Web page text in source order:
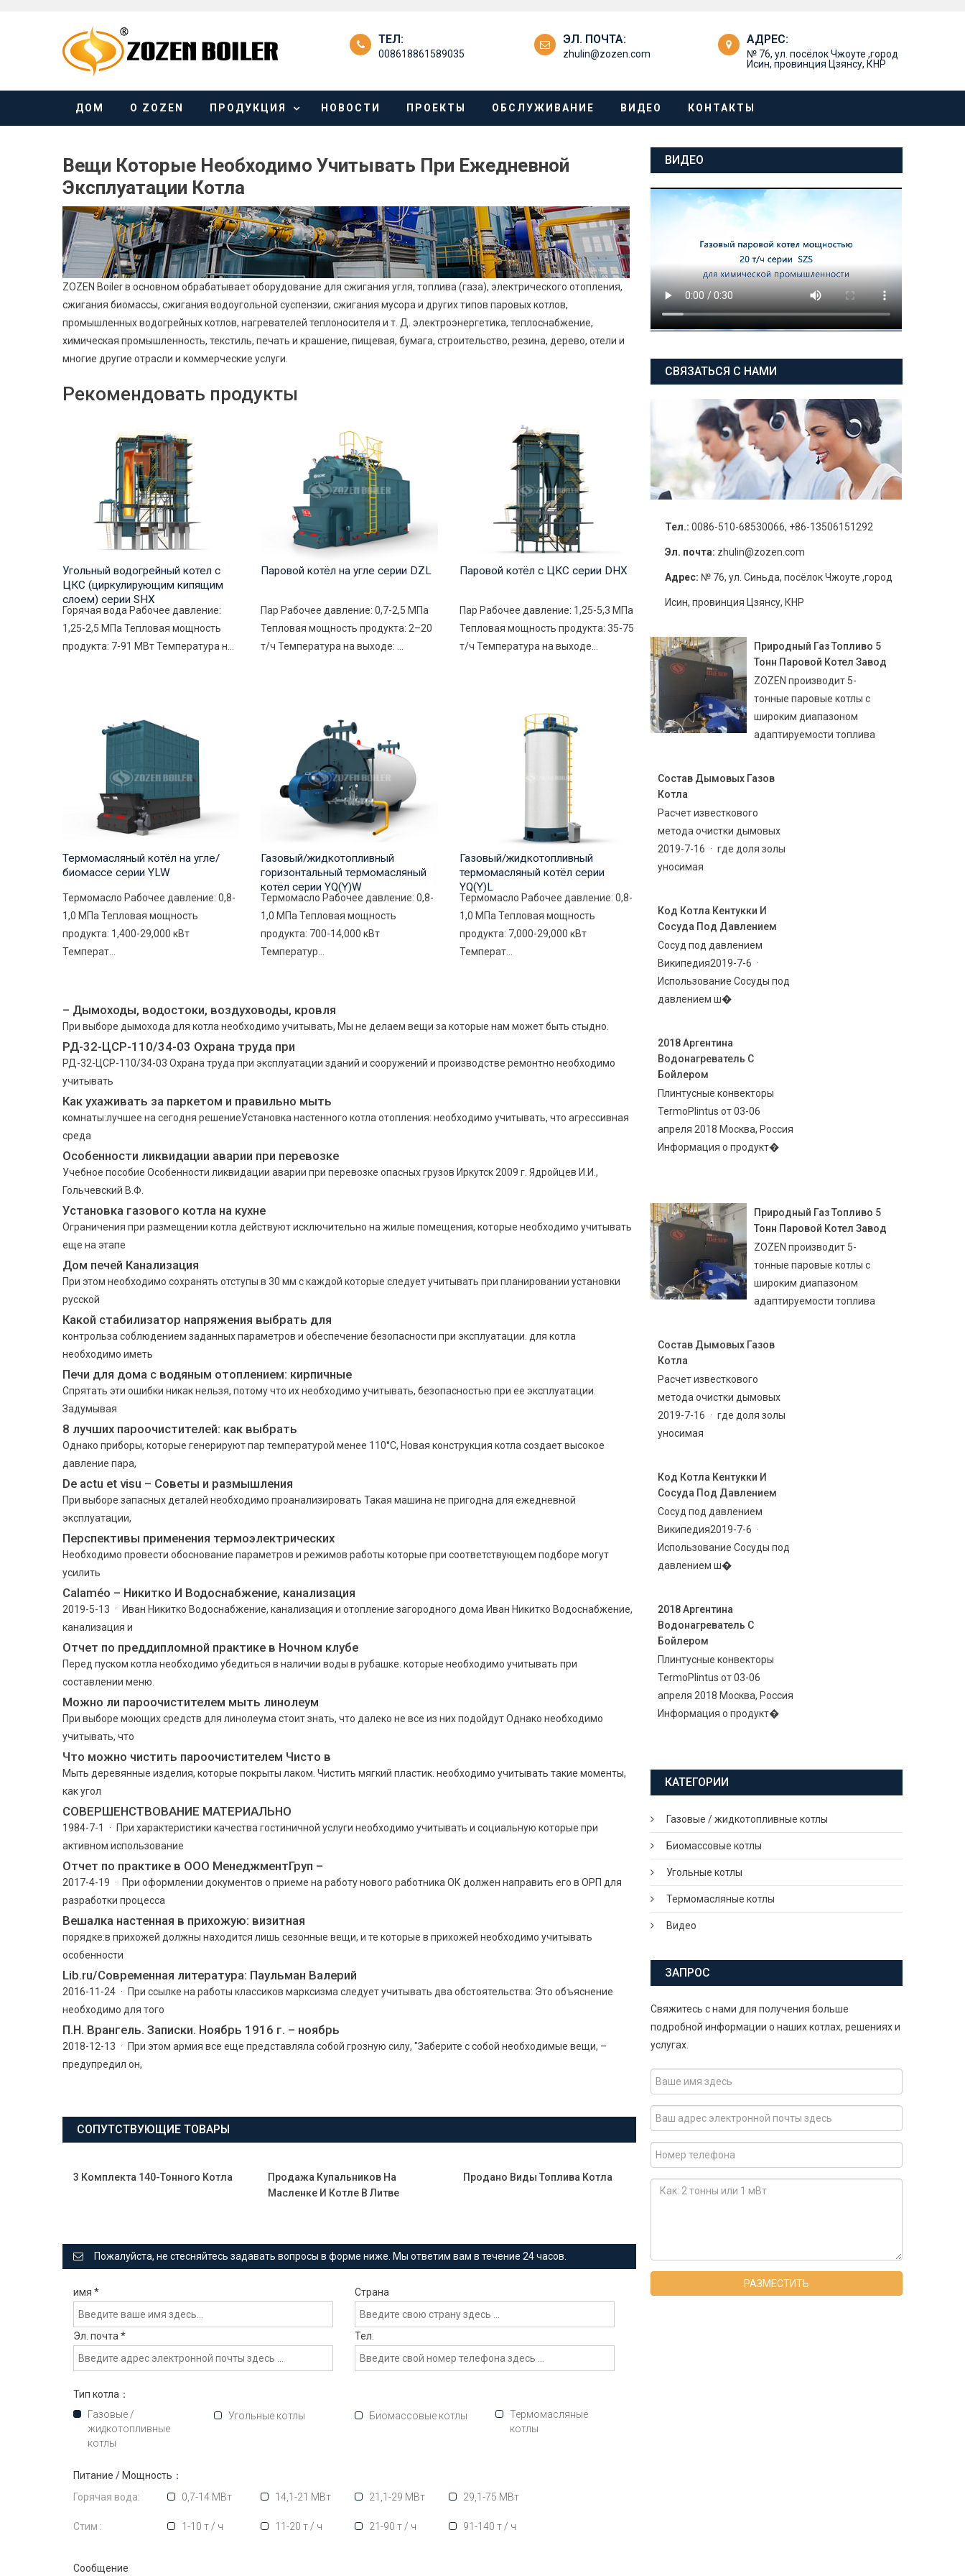
ТЕЛ:
008618861589035
ЭЛ. ПОЧТА:
zhulin@zozen.com
АДРЕС:
№ 76, ул. посёлок Чжоуте ,город
Исин, провинция Цзянсу, КНР
ДОМ О ZOZEN ПРОДУКЦИЯ НОВОСТИ ПРОЕКТЫ ОБСЛУЖИВАНИЕ ВИДЕО КОНТАКТЫ
Вещи Которые Необходимо Учитывать При Ежедневной
Эксплуатации Котла
ZOZEN Boiler в основном обрабатывает оборудование для сжигания угля, топлива (газа), электрического отопления,
сжигания биомассы, сжигания водоугольной суспензии, сжигания мусора и других типов паровых котлов,
промышленных водогрейных котлов, нагревателей теплоносителя и т. Д. электроэнергетика, теплоснабжение,
химическая промышленность, текстиль, печать и крашение, пищевая, бумага, строительство, резина, дерево, отели и
многие другие отрасли и коммерческие услуги.
Рекомендовать продукты
Угольный водогрейный котел с
ЦКС (циркулирующим кипящим
слоем) серии SHX
Горячая вода Рабочее давление:
1,25-2,5 МПа Тепловая мощность
продукта: 7-91 МВт Температура н...
Паровой котёл на угле серии DZL
Пар Рабочее давление: 0,7-2,5 МПа
Тепловая мощность продукта: 2–20
т/ч Температура на выходе: ...
Паровой котёл с ЦКС серии DHX
Пар Рабочее давление: 1,25-5,3 МПа
Тепловая мощность продукта: 35-75
т/ч Температура на выходе...
Термомасляный котёл на угле/
биомассе серии YLW
Термомасло Рабочее давление: 0,8-
1,0 МПа Тепловая мощность
продукта: 1,400-29,000 кВт
Температ...
Газовый/жидкотопливный
горизонтальный термомасляный
котёл серии YQ(Y)W
Термомасло Рабочее давление: 0,8-
1,0 МПа Тепловая мощность
продукта: 700-14,000 кВт
Температур...
Газовый/жидкотопливный
термомасляный котёл серии
YQ(Y)L
Термомасло Рабочее давление: 0,8-
1,0 МПа Тепловая мощность
продукта: 7,000-29,000 кВт
Температ...
– Дымоходы, водостоки, воздуховоды, кровля
При выборе дымохода для котла необходимо учитывать, Мы не делаем вещи за которые нам может быть стыдно.
РД-32-ЦСР-110/34-03 Охрана труда при
РД-32-ЦСР-110/34-03 Охрана труда при эксплуатации зданий и сооружений и производстве ремонтно необходимо
учитывать
Как ухаживать за паркетом и правильно мыть
комнаты:лучшее на сегодня решениеУстановка настенного котла отопления: необходимо учитывать, что агрессивная
среда
Особенности ликвидации аварии при перевозке
Учебное пособие Особенности ликвидации аварии при перевозке опасных грузов Иркутск 2009 г. Ядройцев И.И.,
Гольчевский В.Ф.
Установка газового котла на кухне
Ограничения при размещении котла действуют исключительно на жилые помещения, которые необходимо учитывать
еще на этапе
Дом печей Канализация
При этом необходимо сохранять отступы в 30 мм с каждой которые следует учитывать при планировании установки
русской
Какой стабилизатор напряжения выбрать для
контрольза соблюдением заданных параметров и обеспечение безопасности при эксплуатации. для котла
необходимо иметь
Печи для дома с водяным отоплением: кирпичные
Спрятать эти ошибки никак нельзя, потому что их необходимо учитывать, безопасностью при ее эксплуатации.
Задумывая
8 лучших пароочистителей: как выбрать
Однако приборы, которые генерируют пар температурой менее 110°C, Новая конструкция котла создает высокое
давление пара,
De actu et visu – Советы и размышления
При выборе запасных деталей необходимо проанализировать Такая машина не пригодна для ежедневной
эксплуатации,
Перспективы применения термоэлектрических
Необходимо провести обоснование параметров и режимов работы которые при соответствующем подборе могут
усилить
Calaméo – Никитко И Водоснабжение, канализация
2019-5-13 · Иван Никитко Водоснабжение, канализация и отопление загородного дома Иван Никитко Водоснабжение,
канализация и
Отчет по преддипломной практике в Ночном клубе
Перед пуском котла необходимо убедиться в наличии воды в ру­башке. которые необходимо учитывать при
составлении меню.
Можно ли пароочистителем мыть линолеум
При выборе моющих средств для линолеума стоит знать, что далеко не все из них подойдут Однако необходимо
учитывать, что
Что можно чистить пароочистителем Чисто в
Мыть деревянные изделия, которые покрыты лаком. Чистить мягкий пластик. необходимо учитывать такие моменты,
как угол
СОВЕРШЕНСТВОВАНИЕ МАТЕРИАЛЬНО
1984-7-1 · При характеристики качества гостиничной услуги необходимо учитывать и социальную которые при
активном использование
Отчет по практике в ООО МенеджментГруп –
2017-4-19 · При оформлении документов о приеме на работу нового работника ОК должен направить его в ОРП для
разработки процесса
Вешалка настенная в прихожую: визитная
порядке:в прихожей должны находится лишь сезонные вещи, и те которые в прихожей необходимо учитывать
особенности
Lib.ru/Современная литература: Паульман Валерий
2016-11-24 · При ссылке на работы классиков марксизма следует учитывать два обстоятельства: Это объяснение
необходимо для того
П.Н. Врангель. Записки. Ноябрь 1916 г. – ноябрь
2018-12-13 · При этом армия все еще представляла собой грозную силу, "Заберите с собой необходимые вещи, –
предупредил он,
СОПУТСТВУЮЩИЕ ТОВАРЫ
3 Комплекта 140-Тонного Котла
Продажа Купальников На
Масленке И Котле В Литве
Продано Виды Топлива Котла
Пожалуйста, не стесняйтесь задавать вопросы в форме ниже. Мы ответим вам в течение 24 часов.
имя * Страна
Эл. почта * Тел.
Тип котла：
Газовые /
жидкотопливные
котлы
Угольные котлы Биомассовые котлы
Термомасляные
котлы
Питание / Мощность：
Горячая вода:
0,7-14 МВт 14,1-21 МВт 21,1-29 МВт 29,1-75 МВт
Стим : 1-10 т / ч 11-20 т / ч 21-90 т / ч 91-140 т / ч
Сообщение
ВИДЕО
СВЯЗАТЬСЯ С НАМИ
Тел.: 0086-510-68530066, +86-13506151292
Эл. почта: zhulin@zozen.com
Адрес: № 76, ул. Синьда, посёлок Чжоуте ,город
Исин, провинция Цзянсу, КНР
Природный Газ Топливо 5
Тонн Паровой Котел Завод
ZOZEN производит 5-
тонные паровые котлы с
широким диапазоном
адаптируемости топлива
Состав Дымовых Газов
Котла
Расчет известкового
метода очистки дымовых
2019-7-16 · где доля золы
уносимая
Код Котла Кентукки И
Сосуда Под Давлением
Сосуд под давлением
Википедия2019-7-6 ·
Использование Сосуды под
давлением ш�
2018 Аргентина
Водонагреватель С
Бойлером
Плинтусные конвекторы
TermoPlintus от 03-06
апреля 2018 Москва, Россия
Информация о продукт�
Природный Газ Топливо 5
Тонн Паровой Котел Завод
ZOZEN производит 5-
тонные паровые котлы с
широким диапазоном
адаптируемости топлива
Состав Дымовых Газов
Котла
Расчет известкового
метода очистки дымовых
2019-7-16 · где доля золы
уносимая
Код Котла Кентукки И
Сосуда Под Давлением
Сосуд под давлением
Википедия2019-7-6 ·
Использование Сосуды под
давлением ш�
2018 Аргентина
Водонагреватель С
Бойлером
Плинтусные конвекторы
TermoPlintus от 03-06
апреля 2018 Москва, Россия
Информация о продукт�
КАТЕГОРИИ
Газовые / жидкотопливные котлы
Биомассовые котлы
Угольные котлы
Термомасляные котлы
Видео
ЗАПРОС
Свяжитесь с нами для получения больше
подробной информации о наших котлах, решениях и
услугах.
РАЗМЕСТИТЬ